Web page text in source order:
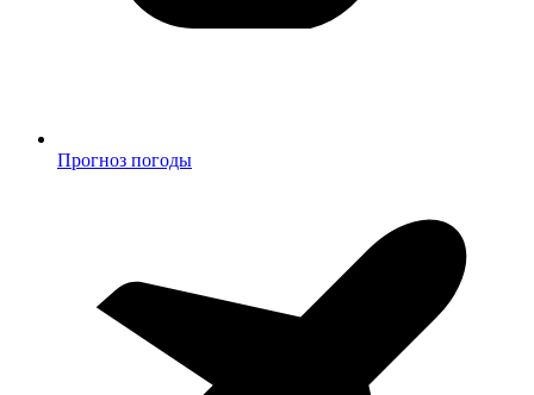
Прогноз погоды